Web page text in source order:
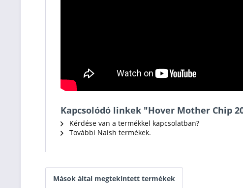
Kapcsolódó linkek "Hover Mother Chip
Kérdése van a termékkel kapcsolatban?
További Naish termékek.
Mások által megtekintett termékek